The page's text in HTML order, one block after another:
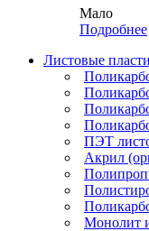
Мало
Подробнее
Листовые
ПЭТ
Акрил
Монолит